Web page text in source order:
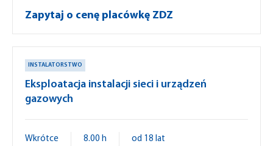
Zapytaj o cenę placówkę ZDZ
INSTALATORSTWO
Eksploatacja instalacji sieci i urządzeń
gazowych
Wkrótce 8.00 h od 18 lat